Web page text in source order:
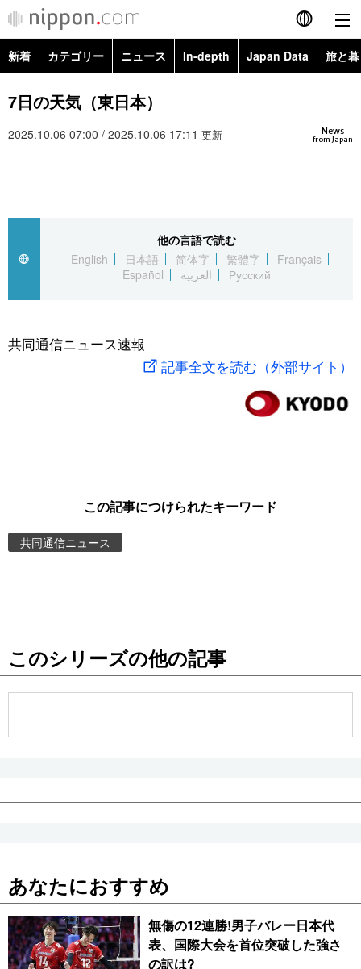
English
العربية
社会
旅と暮らし
東京
新着 カテゴリー ニュース In-depth Japan Data 旅と
政治・外交
経済・ビジネス
社会
文化
科学・技術
暮らし
Images
お知らせ
7日の天気（東日本）
News
from Japan
2025.10.06 07:00 / 2025.10.06 17:11 更新
他の言語で読む
English
日本語 简体字 繁體字
Français
Español
العربية Русский
共同通信ニュース速報
記事全文を読む（外部サイト）
この記事につけられたキーワード
共同通信ニュース
このシリーズの他の記事
あなたにおすすめ
無傷の12連勝!男子バレー日本代
表、国際大会を首位突破した強さ
の訳は?